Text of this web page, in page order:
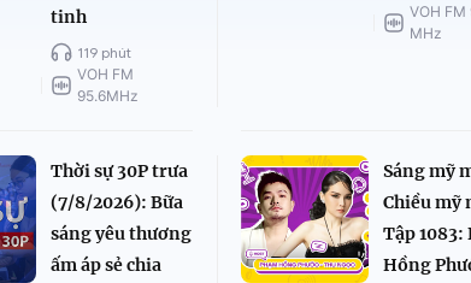
tinh
119 phút
VOH FM
95.6MHz
VOH FM
MHz
Thời sự 30P trưa
(7/8/2026): Bữa
sáng yêu thương
ấm áp sẻ chia
Sáng mỹ
Chiều mỹ
Tập 1083:
Hồng